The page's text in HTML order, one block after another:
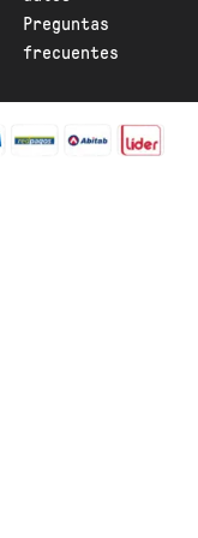
Preguntas
frecuentes